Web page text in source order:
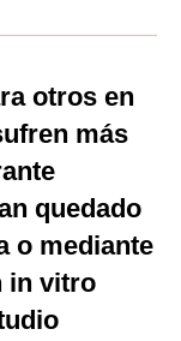
otros en
más
quedado
o mediante
in vitro